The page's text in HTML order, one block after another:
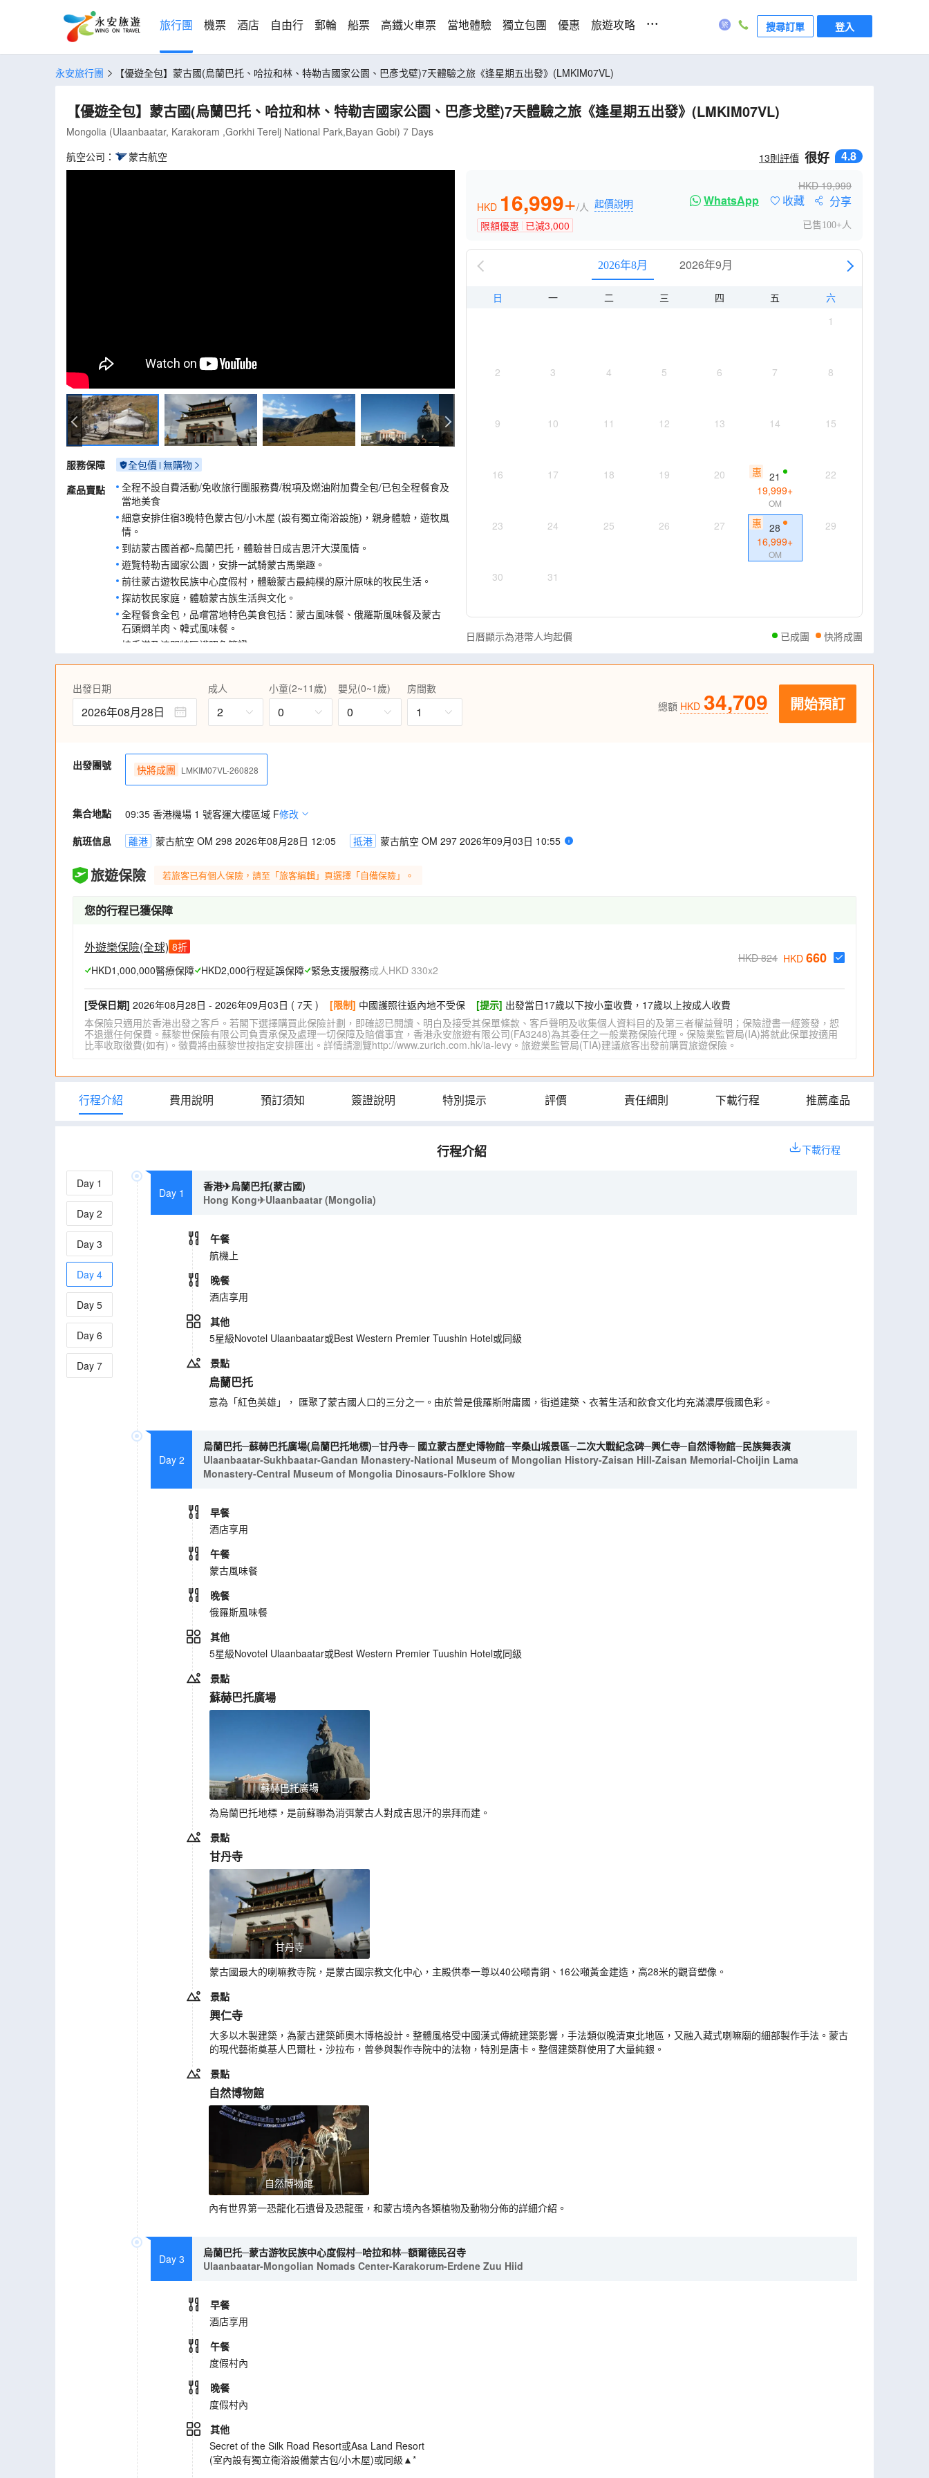
旅行團 機票 酒店 自由行 郵輪 船票 高鐵火車票 當地體驗 獨立包團 優惠 旅遊攻略 ... 搜尋訂單 登入
永安旅行團 【優遊全包】蒙古國(烏蘭巴托、哈拉和林、特勒吉國家公園、巴彥戈壁)7天體驗之旅《逢星期五出發》(LMKIM07VL)
【優遊全包】蒙古國(烏蘭巴托、哈拉和林、特勒吉國家公園、巴彥戈壁)7天體驗之旅《逢星期五出發》(LMKIM07VL)
Mongolia (Ulaanbaatar, Karakoram ,Gorkhi Terelj National Park,Bayan Gobi) 7 Days
航空公司：
蒙古航空 13則評價 很好 4.8
十三世紀文化風情園區
服務保障 全包價 無購物
產品賣點
全程不設自費活動/免收旅行團服務費/稅項及燃油附加費全包/已包全程餐食及
當地美食
細意安排住宿3晚特色蒙古包/小木屋 (設有獨立衛浴設施)，親身體驗，遊牧風
情。
到訪蒙古國首都~烏蘭巴托，體驗昔日成吉思汗大漠風情。
遊覽特勒吉國家公園，安排一試騎蒙古馬樂趣。
前往蒙古遊牧民族中心度假村，體驗蒙古最純樸的原汁原味的牧民生活。
探訪牧民家庭，體驗蒙古族生活與文化。
全程餐食全包，品嚐當地特色美食包括：蒙古風味餐、俄羅斯風味餐及蒙古
石頭燜羊肉、韓式風味餐。
持香港及澳門特區護照免簽證。
HKD19,999
HKD 16,999+/人 起價說明
限額優惠 已減3,000
WhatsApp 收藏 分享
已售100+人
2026年8月 2026年9月
日 一 二 三 四 五
六
1
2 3 4 5 6 7 8
9 10 11 12 13 14 15
16 17 18 19 20 惠
21
19,999+
OM
22
23 24 25 26 27 惠
28
16,999+
OM
29
30 31
日曆顯示為港幣人均起價 已成團 快將成團
出發日期
2026年08月28日
成人
2
小童(2~11歲)
0
嬰兒(0~1歲)
0
房間數
1 總額 HKD 34,709 開始預訂
出發團號 快將成團 LMKIM07VL-260828
集合地點 09:35 香港機場 1 號客運大樓區域 F修改
航班信息
離港 蒙古航空 OM 298 2026年08月28日 12:05 抵港 蒙古航空 OM 297 2026年09月03日 10:55
旅遊保險 若旅客已有個人保險，請至「旅客編輯」頁選擇「自備保險」。
您的行程已獲保障
外遊樂保險(全球) 8折
HKD1,000,000醫療保障 HKD2,000行程延誤保障 緊急支援服務成人HKD 330x2
HKD 824 HKD 660
[受保日期] 2026年08月28日 - 2026年09月03日 ( 7天 ) [限制] 中國護照往返內地不受保 [提示] 出發當日17歲以下按小童收費，17歲以上按成人收費
本保險只適用於香港出發之客戶。若閣下選擇購買此保險計劃，即確認已閱讀、明白及接受其保單條款、客戶聲明及收集個人資料目的及第三者權益聲明；保險證書一經簽發，恕
不退還任何保費。蘇黎世保險有限公司負責承保及處理一切保障及賠償事宜，香港永安旅遊有限公司(FA3248)為其委任之一般業務保險代理。保險業監管局(IA)將就此保單按適用
比率收取徵費(如有)。徵費將由蘇黎世按指定安排匯出。詳情請瀏覽http://www.zurich.com.hk/ia-levy。旅遊業監管局(TIA)建議旅客出發前購買旅遊保險。
行程介紹 費用說明 預訂須知 簽證說明 特別提示 評價 責任細則 下載行程 推薦產品
行程介紹 下載行程
Day 1
Day 2
Day 3
Day 4
Day 5
Day 6
Day 7
Day 1
香港✈烏蘭巴托(蒙古國)
Hong Kong✈Ulaanbaatar (Mongolia)
午餐
航機上
晚餐
酒店享用
其他
5星級Novotel Ulaanbaatar或Best Western Premier Tuushin Hotel或同級
景點
烏蘭巴托
意為「紅色英雄」， 匯聚了蒙古國人口的三分之一。由於曾是俄羅斯附庸國，街道建築、衣著生活和飲食文化均充滿濃厚俄國色彩。
Day 2
烏蘭巴托─蘇赫巴托廣場(烏蘭巴托地標)─甘丹寺─ 國立蒙古歷史博物館─宰桑山城景區─二次大戰紀念碑─興仁寺─自然博物館─民族舞表演
Ulaanbaatar-Sukhbaatar-Gandan Monastery-National Museum of Mongolian History-Zaisan Hill-Zaisan Memorial-Choijin Lama
Monastery-Central Museum of Mongolia Dinosaurs-Folklore Show
早餐
酒店享用
午餐
蒙古風味餐
晚餐
俄羅斯風味餐
其他
5星級Novotel Ulaanbaatar或Best Western Premier Tuushin Hotel或同級
景點
蘇赫巴托廣場
蘇赫巴托廣場
為烏蘭巴托地標，是前蘇聯為消弭蒙古人對成吉思汗的祟拜而建。
景點
甘丹寺
甘丹寺
蒙古國最大的喇嘛教寺院，是蒙古國宗教文化中心，主殿供奉一尊以40公噸青銅、16公噸黃金建造，高28米的觀音塑像。
景點
興仁寺
大多以木製建築，為蒙古建築師奧木博格設計。整體風格受中國漢式傳統建築影響，手法類似晚清東北地區，又融入藏式喇嘛廟的細部製作手法。蒙古
的現代藝術奠基人巴爾杜‧沙拉布，曾參與製作寺院中的法物，特別是唐卡。整個建築群使用了大量純銀。
景點
自然博物館
自然博物館
內有世界第一恐龍化石遺骨及恐龍蛋，和蒙古境內各類植物及動物分佈的詳細介紹。
Day 3
烏蘭巴托─蒙古游牧民族中心度假村─哈拉和林─額爾德民召寺
Ulaanbaatar-Mongolian Nomads Center-Karakorum-Erdene Zuu Hiid
早餐
酒店享用
午餐
度假村內
晚餐
度假村內
其他
Secret of the Silk Road Resort或Asa Land Resort
(室內設有獨立衛浴設備蒙古包/小木屋)或同級▲*